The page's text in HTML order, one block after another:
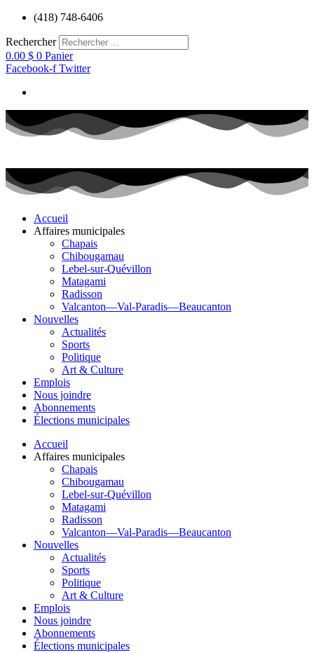
Aller
contenu
(418) 748-6406
Rechercher
0.00 $ 0 Panier
Facebook-f Twitter
Accueil
Affaires municipales
Chapais
Chibougamau
Lebel-sur-Quévillon
Matagami
Radisson
Valcanton—Val-Paradis—Beaucanton
Nouvelles
Actualités
Sports
Politique
Art & Culture
Emplois
Nous joindre
Abonnements
Élections municipales
Accueil
Affaires municipales
Chapais
Chibougamau
Lebel-sur-Quévillon
Matagami
Radisson
Valcanton—Val-Paradis—Beaucanton
Nouvelles
Actualités
Sports
Politique
Art & Culture
Emplois
Nous joindre
Abonnements
Élections municipales